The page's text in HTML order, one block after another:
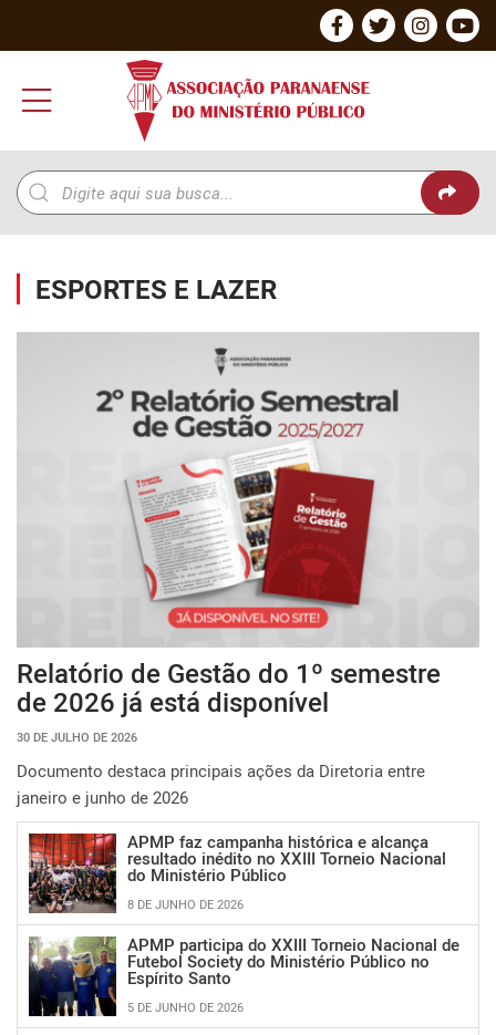
ESPORTES E LAZER
Relatório de Gestão do 1º semestre
de 2026 já está disponível
30 DE JULHO DE 2026
Documento destaca principais ações da Diretoria entre
janeiro e junho de 2026
APMP faz campanha histórica e alcança
resultado inédito no XXIII Torneio Nacional
do Ministério Público
8 DE JUNHO DE 2026
APMP participa do XXIII Torneio Nacional de
Futebol Society do Ministério Público no
Espírito Santo
5 DE JUNHO DE 2026